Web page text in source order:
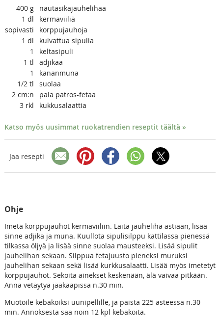
400 g
nautasikajauhelihaa
1 dl
kermaviiliä
sopivasti
korppujauhoja
1 dl
kuivattua sipulia
1
keltasipuli
1 tl
adjikaa
1
kananmuna
1/2 tl
suolaa
2 cm:n
pala patros-fetaa
3 rkl kukkusalaattia
Katso myös uusimmat ruokatrendien reseptit täältä »
Jaa resepti
Ohje
Imetä korppujauhot kermaviiliin. Laita jauheliha astiaan, lisää
sinne adjika ja muna. Kuullota sipulisilppu kattilassa pienessä
tilkassa öljyä ja lisää sinne suolaa mausteeksi. Lisää sipulit
jauhelihan sekaan. Silppua fetajuusto pieneksi muruksi
jauhelihan sekaan sekä lisää kurkkusalaatti. Lisää myös imetetyt
korppujauhot. Sekoita ainekset keskenään, älä vaivaa pitkään.
Anna vetäytyä jääkaapissa n.30 min.
Muotoile kebakoiksi uunipellille, ja paista 225 asteessa n.30
min. Annoksesta saa noin 12 kpl kebakoita.